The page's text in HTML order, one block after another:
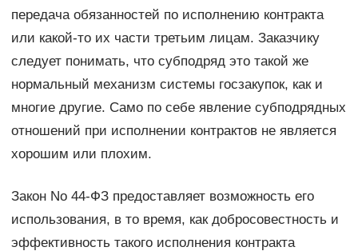
передача обязанностей по исполнению контракта
или какой-то их части третьим лицам. Заказчику
следует понимать, что субподряд это такой же
нормальный механизм системы госзакупок, как и
многие другие. Само по себе явление субподрядных
отношений при исполнении контрактов не является
хорошим или плохим.
Закон No 44-ФЗ предоставляет возможность его
использования, в то время, как добросовестность и
эффективность такого исполнения контракта